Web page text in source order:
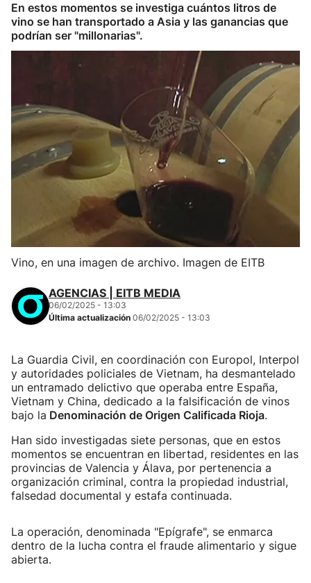
En estos momentos se investiga cuántos litros de
vino se han transportado a Asia y las ganancias que
podrían ser "millonarias".
Vino, en una imagen de archivo. Imagen de EITB
AGENCIAS | EITB MEDIA
06/02/2025 - 13:03
Última actualización 06/02/2025 - 13:03
La Guardia Civil, en coordinación con Europol, Interpol
y autoridades policiales de Vietnam, ha desmantelado
un entramado delictivo que operaba entre España,
Vietnam y China, dedicado a la falsificación de vinos
bajo la Denominación de Origen Calificada Rioja.
Han sido investigadas siete personas, que en estos
momentos se encuentran en libertad, residentes en las
provincias de Valencia y Álava, por pertenencia a
organización criminal, contra la propiedad industrial,
falsedad documental y estafa continuada.
La operación, denominada "Epígrafe", se enmarca
dentro de la lucha contra el fraude alimentario y sigue
abierta.